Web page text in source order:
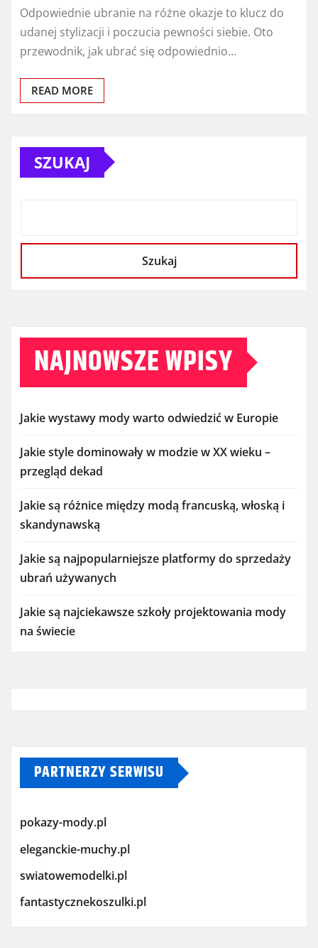
Odpowiednie ubranie na różne okazje to klucz do
udanej stylizacji i poczucia pewności siebie. Oto
przewodnik, jak ubrać się odpowiednio…
READ MORE
SZUKAJ
Szukaj
NAJNOWSZE WPISY
Jakie wystawy mody warto odwiedzić w Europie
Jakie style dominowały w modzie w XX wieku –
przegląd dekad
Jakie są różnice między modą francuską, włoską i
skandynawską
Jakie są najpopularniejsze platformy do sprzedaży
ubrań używanych
Jakie są najciekawsze szkoły projektowania mody
na świecie
PARTNERZY SERWISU
pokazy-mody.pl
eleganckie-muchy.pl
swiatowemodelki.pl
fantastycznekoszulki.pl